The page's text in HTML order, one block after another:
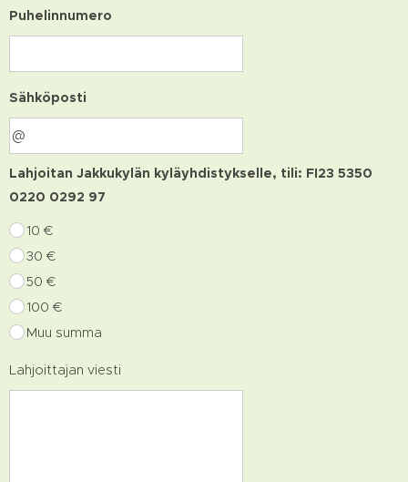
Puhelinnumero
Sähköposti
Lahjoitan Jakkukylän kyläyhdistykselle, tili: FI23 5350
0220 0292 97
10 €
30 €
50 €
100 €
Muu summa
Lahjoittajan viesti